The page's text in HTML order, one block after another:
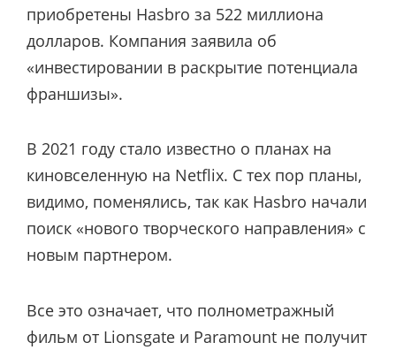
приобретены Hasbro за 522 миллиона
долларов. Компания заявила об
«инвестировании в раскрытие потенциала
франшизы».
В 2021 году стало известно о планах на
киновселенную на Netflix. С тех пор планы,
видимо, поменялись, так как Hasbro начали
поиск «нового творческого направления» с
новым партнером.
Все это означает, что полнометражный
фильм от Lionsgate и Paramount не получит